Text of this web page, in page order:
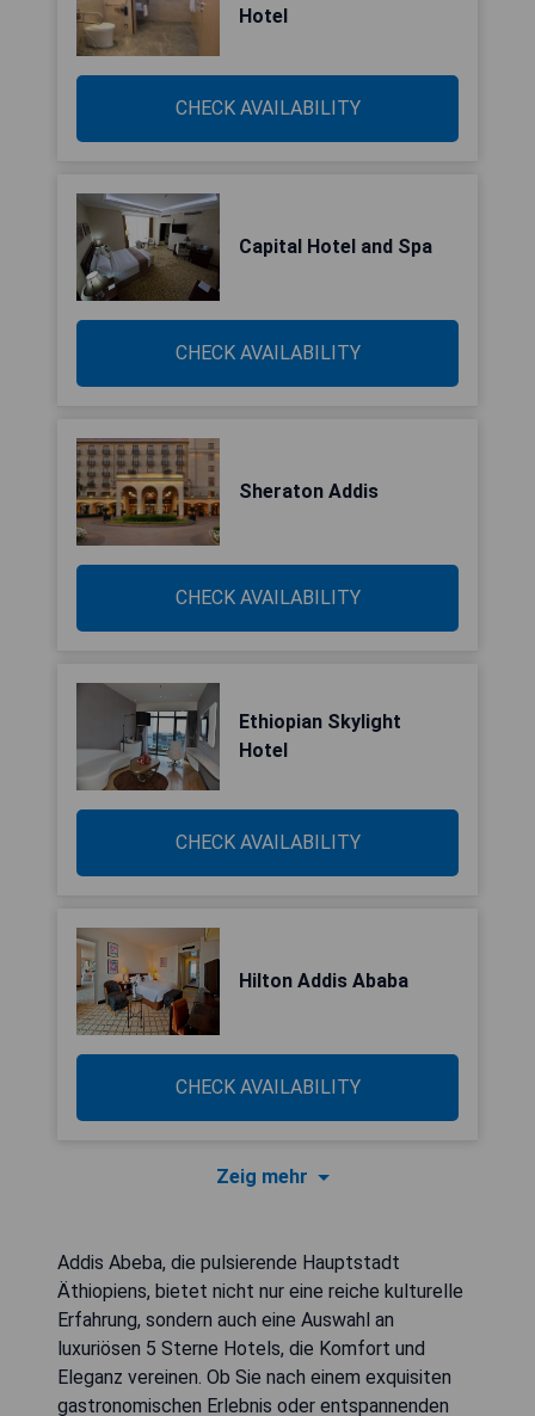
Hotel
CHECK AVAILABILITY
Capital Hotel and Spa
CHECK AVAILABILITY
Sheraton Addis
CHECK AVAILABILITY
Ethiopian Skylight
Hotel
CHECK AVAILABILITY
Hilton Addis Ababa
CHECK AVAILABILITY
Zeig mehr
Addis Abeba, die pulsierende Hauptstadt
Äthiopiens, bietet nicht nur eine reiche kulturelle
Erfahrung, sondern auch eine Auswahl an
luxuriösen 5 Sterne Hotels, die Komfort und
Eleganz vereinen. Ob Sie nach einem exquisiten
gastronomischen Erlebnis oder entspannenden